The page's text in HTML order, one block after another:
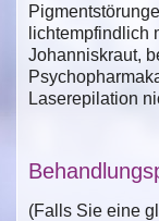
lichtempfindlich
Johanniskraut,
Laserepilation
(Falls Sie eine